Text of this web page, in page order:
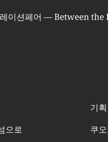
이션페어 — Between the
기획
으로 쿠오